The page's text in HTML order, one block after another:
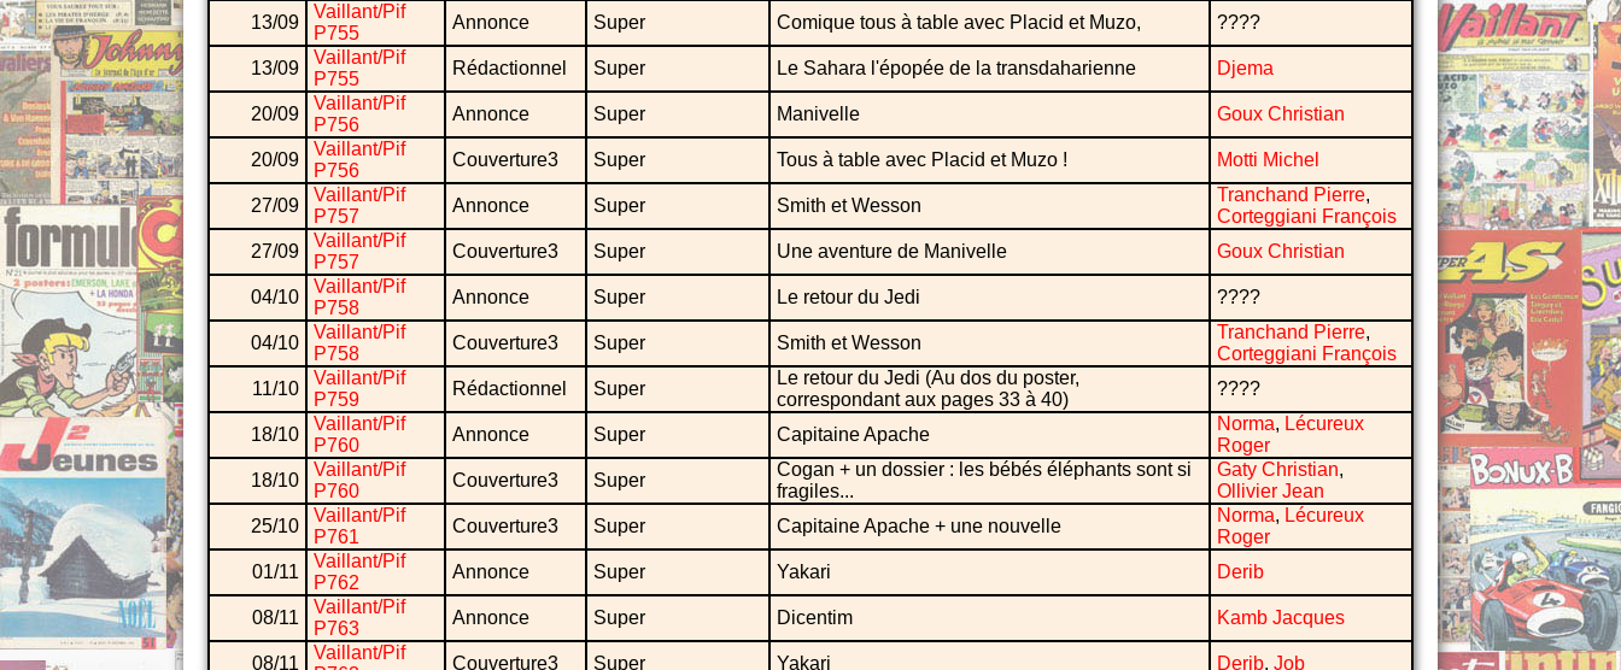
13/09
Vaillant/Pif
P755
Annonce Super Comique tous à table avec Placid et Muzo, ????
13/09
Vaillant/Pif
P755
Rédactionnel Super Le Sahara l'épopée de la transdaharienne Djema
20/09
Vaillant/Pif
P756
Annonce Super Manivelle Goux Christian
20/09
Vaillant/Pif
P756
Couverture3 Super Tous à table avec Placid et Muzo ! Motti Michel
27/09
Vaillant/Pif
P757
Annonce Super Smith et Wesson
Tranchand Pierre,
Corteggiani François
27/09
Vaillant/Pif
P757
Couverture3 Super Une aventure de Manivelle Goux Christian
04/10
Vaillant/Pif
P758
Annonce Super Le retour du Jedi ????
04/10
Vaillant/Pif
P758
Couverture3 Super Smith et Wesson
Tranchand Pierre,
Corteggiani François
11/10
Vaillant/Pif
P759
Rédactionnel Super
Le retour du Jedi (Au dos du poster,
correspondant aux pages 33 à 40)
????
18/10
Vaillant/Pif
P760
Annonce Super Capitaine Apache
Norma, Lécureux
Roger
18/10
Vaillant/Pif
P760
Couverture3 Super
Cogan + un dossier : les bébés éléphants sont si
fragiles...
Gaty Christian,
Ollivier Jean
25/10
Vaillant/Pif
P761
Couverture3 Super Capitaine Apache + une nouvelle
Norma, Lécureux
Roger
01/11
Vaillant/Pif
P762
Annonce Super Yakari Derib
08/11
Vaillant/Pif
P763
Annonce Super Dicentim Kamb Jacques
08/11
Vaillant/Pif
Couverture3 Super Yakari Derib, Job